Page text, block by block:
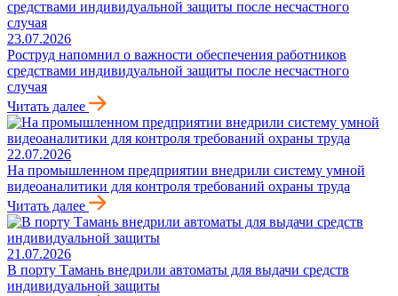
23.07.2026
Роструд напомнил о важности обеспечения работников
средствами индивидуальной защиты после несчастного
случая
Читать далее
22.07.2026
На промышленном предприятии внедрили систему умной
видеоаналитики для контроля требований охраны труда
Читать далее
21.07.2026
В порту Тамань внедрили автоматы для выдачи средств
индивидуальной защиты